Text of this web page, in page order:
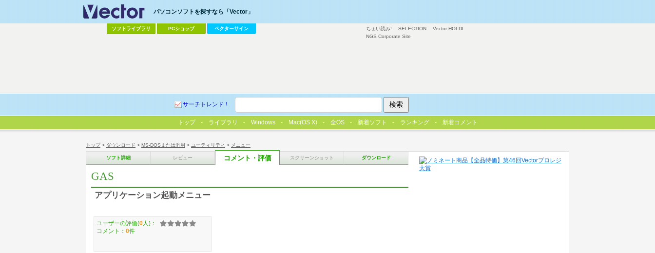
トップ> ダウンロード > MS-DOSまたは汎用 > ユーティリティ > メニュー
ソフト詳細 レビュー コメント・評価 スクリーンショット ダウンロード
GAS
アプリケーション起動メニュー
ユーザーの評価(0 人)：
コメント： 0件
ちょい読み! SELECTION
Vector HOLDI
NGS Corporate Site
パソコンソフトを探すなら「Vector」
ソフトライブラリ PCショップ ベクターサイン
サーチトレンド！
トップ ライブラリ Windows Mac(OS X) 全OS 新着ソフト ランキング 新着コメント